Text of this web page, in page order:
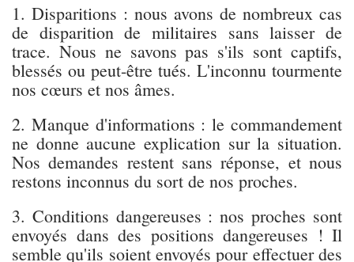
1. Disparitions : nous avons de nombreux cas
de disparition de militaires sans laisser de
trace. Nous ne savons pas s'ils sont captifs,
blessés ou peut-être tués. L'inconnu tourmente
nos cœurs et nos âmes.
2. Manque d'informations : le commandement
ne donne aucune explication sur la situation.
Nos demandes restent sans réponse, et nous
restons inconnus du sort de nos proches.
3. Conditions dangereuses : nos proches sont
envoyés dans des positions dangereuses ! Il
semble qu'ils soient envoyés pour effectuer des